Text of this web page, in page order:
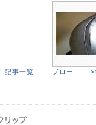
| 記事一覧 | ブロー